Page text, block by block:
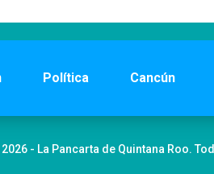
Política Cancún
- La Pancarta de Quintana Roo.